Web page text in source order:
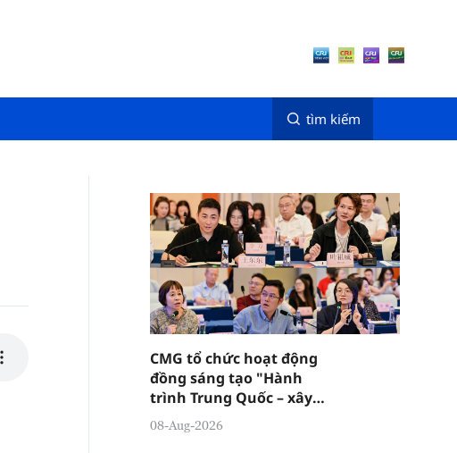
tìm kiếm
CMG tổ chức hoạt động
đồng sáng tạo "Hành
trình Trung Quốc – xây
dựng cường quốc thương
hiệu " tại Đông Quản
08-Aug-2026